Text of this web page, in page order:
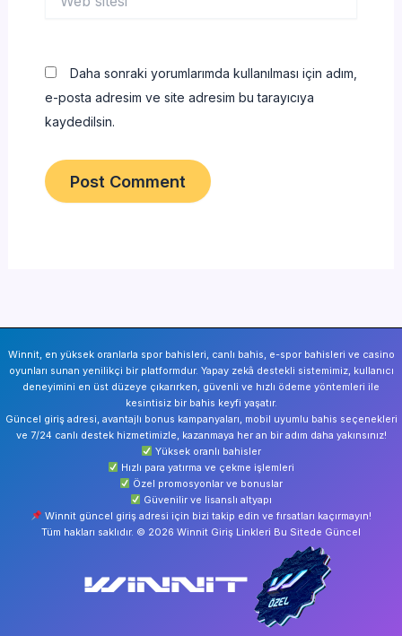
sitesi
Daha sonraki yorumlarımda kullanılması için adım,
e-posta adresim ve site adresim bu tarayıcıya
kaydedilsin.
Winnit, en yüksek oranlarla spor bahisleri, canlı bahis, e-spor bahisleri ve casino
oyunları sunan yenilikçi bir platformdur. Yapay zekâ destekli sistemimiz, kullanıcı
deneyimini en üst düzeye çıkarırken, güvenli ve hızlı ödeme yöntemleri ile
kesintisiz bir bahis keyfi yaşatır.
Güncel giriş adresi, avantajlı bonus kampanyaları, mobil uyumlu bahis seçenekleri
ve 7/24 canlı destek hizmetimizle, kazanmaya her an bir adım daha yakınsınız!
Yüksek oranlı bahisler
Hızlı para yatırma ve çekme işlemleri
Özel promosyonlar ve bonuslar
Güvenilir ve lisanslı altyapı
Winnit güncel giriş adresi için bizi takip edin ve fırsatları kaçırmayın!
Tüm hakları saklıdır. © 2026 Winnit Giriş Linkleri Bu Sitede Güncel